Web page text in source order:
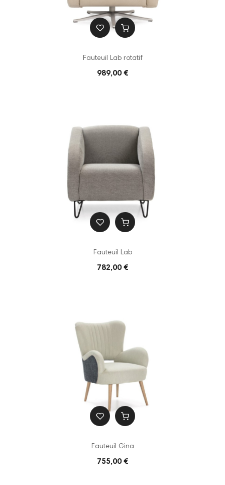
Fauteuil Lab rotatif
989,00 €
Fauteuil Lab
782,00 €
Fauteuil Gina
755,00 €